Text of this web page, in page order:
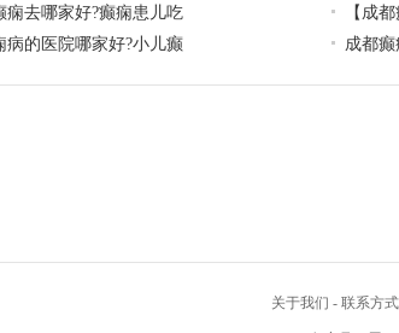
痫去哪家好?癫痫患儿吃
【成
病的医院哪家好?小儿癫
成都
关于我们 - 联系方式